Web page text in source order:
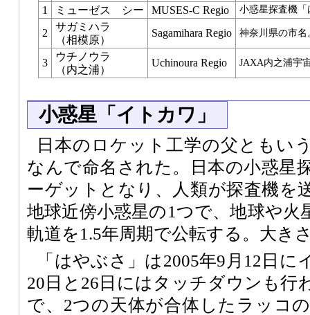
1
ミューゼス シー MUSES-C Regio 小惑星探査機
2
サガミハラ
（相模原）
Sagamihara Regio 神奈川県の市
3
ウチノウラ
（内之浦）
Uchinoura Regio JAXA内之浦宇
小惑星「イトカワ」
日本のロケット工学の父ともい
なんで命名された。日本の小惑星
ーゲットとなり、人類が探査機を
地球近傍小惑星の1つで、地球や火
軌道を1.5年周期で公転する。大き
「はやぶさ」は2005年9月12日
20日と26日にはタッチダウンも行
で、2つの天体が合体したラッコ